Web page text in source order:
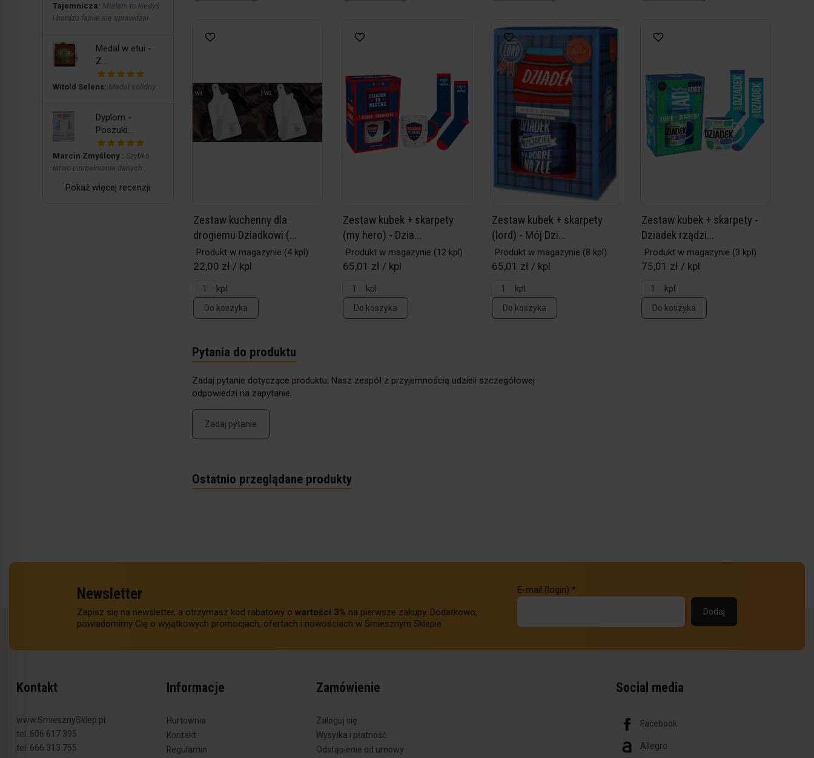
Zestaw kuchenny dla
drogiemu Dziadkowi (...
Produkt w magazynie (4 kpl)
22,00 zł / kpl
kpl
Do koszyka
Zestaw kubek + skarpety
(my hero) - Dzia...
Produkt w magazynie (12 kpl)
65,01 zł / kpl
kpl
Do koszyka
Zestaw kubek + skarpety
(lord) - Mój Dzi...
Produkt w magazynie (8 kpl)
65,01 zł / kpl
kpl
Do koszyka
Zestaw kubek + skarpety -
Dziadek rządzi...
Produkt w magazynie (3 kpl)
75,01 zł / kpl
kpl
Do koszyka
Pytania do produktu
Zadaj pytanie dotyczące produktu. Nasz zespół z przyjemnością udzieli szczegółowej
odpowiedzi na zapytanie.
Zadaj pytanie
Ostatnio przeglądane produkty
Tajemnicza: Miałam to kiedyś
i bardzo fajnie się sprawdzał
Medal w etui -
Z...
Witold Selens: Medal solidny
Dyplom -
Poszuki...
Marcin Zmyślony : Szybko
łatwo uzupełnienie danych
Pokaż więcej recenzji
Newsletter
Zapisz się na newsletter, a otrzymasz kod rabatowy o wartości 3% na pierwsze zakupy. Dodatkowo,
powiadomimy Cię o wyjątkowych promocjach, ofertach i nowościach w Śmiesznym Sklepie
E-mail (login) *
Kontakt
www.SmiesznySklep.pl
tel. 606 617 395
tel. 666 313 755
Informacje
Hurtownia
Kontakt
Regulamin
Zamówienie
Zaloguj się
Wysyłka i płatność
Odstąpienie od umowy
Social media
Facebook
Allegro